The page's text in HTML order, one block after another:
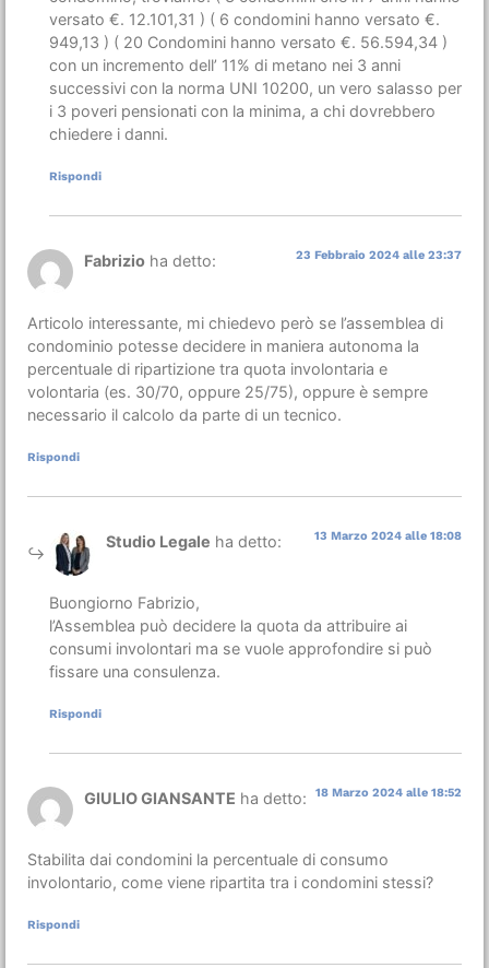
versato €. 12.101,31 ) ( 6 condomini hanno versato €.
949,13 ) ( 20 Condomini hanno versato €. 56.594,34 )
con un incremento dell’ 11% di metano nei 3 anni
successivi con la norma UNI 10200, un vero salasso per
i 3 poveri pensionati con la minima, a chi dovrebbero
chiedere i danni.
Rispondi
Fabrizio ha detto: 23 Febbraio 2024 alle 23:37
Articolo interessante, mi chiedevo però se l’assemblea di
condominio potesse decidere in maniera autonoma la
percentuale di ripartizione tra quota involontaria e
volontaria (es. 30/70, oppure 25/75), oppure è sempre
necessario il calcolo da parte di un tecnico.
Rispondi
Studio Legale ha detto: 13 Marzo 2024 alle 18:08
Buongiorno Fabrizio,
l’Assemblea può decidere la quota da attribuire ai
consumi involontari ma se vuole approfondire si può
fissare una consulenza.
Rispondi
GIULIO GIANSANTE ha detto: 18 Marzo 2024 alle 18:52
Stabilita dai condomini la percentuale di consumo
involontario, come viene ripartita tra i condomini stessi?
Rispondi